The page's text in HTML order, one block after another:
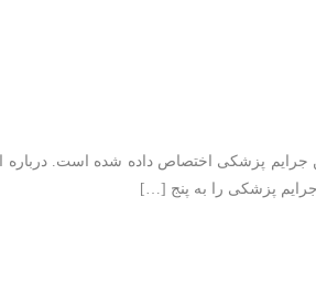
جرایم پزشکی اختصاص داده شده است.
پزشکی را به پنج […]